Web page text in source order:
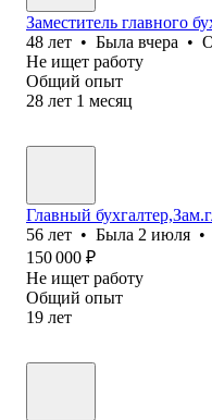
Заместитель главного
48 лет • Была вчера •
Не ищет работу
Общий опыт
28 лет 1 месяц
Главный
56 лет • Была 2 июля •
150 000 ₽
Не ищет работу
Общий опыт
19 лет